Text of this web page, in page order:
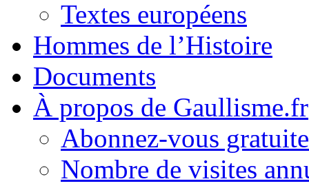
Textes européens
Hommes de l’Histoire
Documents
À propos de Gaullisme.fr
Abonnez-vous
Nombre de visites